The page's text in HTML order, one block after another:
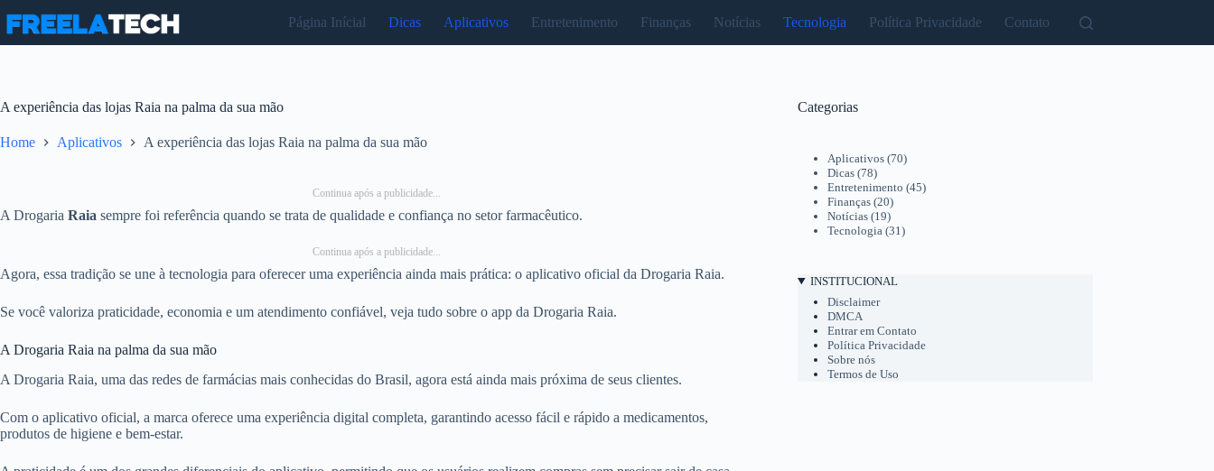
para
Página Inícial Dicas Aplicativos Entretenimento Finanças Notícias Tecnologia Política Privacidade Contato
A experiência das lojas Raia na palma da sua mão
Home Aplicativos A experiência das lojas Raia na palma da sua mão
Continua após a publicidade...
A Drogaria Raia sempre foi referência quando se trata de qualidade e confiança no setor farmacêutico.
Continua após a publicidade...
Agora, essa tradição se une à tecnologia para oferecer uma experiência ainda mais prática: o aplicativo oficial da Drogaria Raia.
Se você valoriza praticidade, economia e um atendimento confiável, veja tudo sobre o app da Drogaria Raia.
A Drogaria Raia na palma da sua mão
A Drogaria Raia, uma das redes de farmácias mais conhecidas do Brasil, agora está ainda mais próxima de seus clientes.
Com o aplicativo oficial, a marca oferece uma experiência digital completa, garantindo acesso fácil e rápido a medicamentos,
produtos de higiene e bem-estar.
Categorias
Aplicativos(70)
Dicas(78)
Entretenimento (45)
Finanças(20)
Notícias(19)
Tecnologia(31)
INSTITUCIONAL
Disclaimer
DMCA
Entrar em Contato
Política Privacidade
Sobre nós
Termos de Uso